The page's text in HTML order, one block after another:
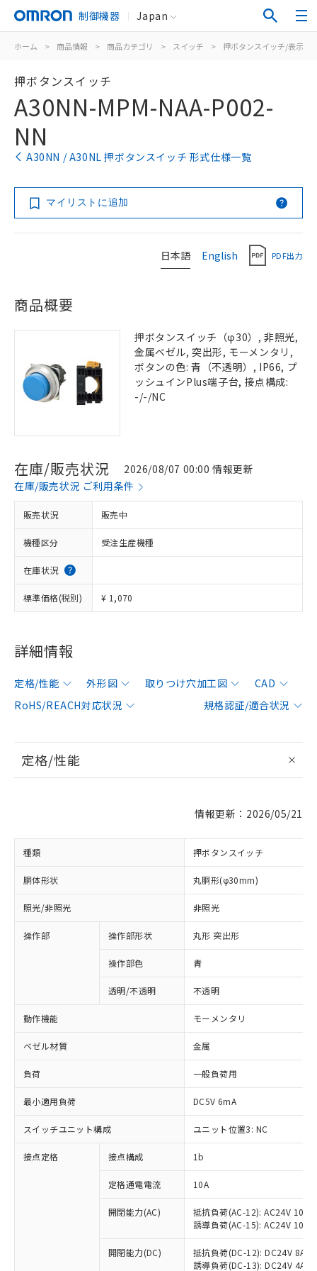
制御機器 Japan
ホーム > 商品情報 > 商品カテゴリ > スイッチ > 押ボタンスイッチ/表示灯
押ボタンスイッチ
A30NN-MPM-NAA-P002-
NN
A30NN / A30NL 押ボタンスイッチ 形式仕様一覧
マイリストに追加
日本語 English PDF出力
商品概要
押ボタンスイッチ（φ30）, 非照光,
金属ベゼル, 突出形, モーメンタリ,
ボタンの色: 青（不透明）, IP66, プ
ッシュインPlus端子台, 接点構成:
-/-/NC
在庫/販売状況
2026/08/07 00:00 情報更新
在庫/販売状況 ご利用条件
販売状況 販売中
機種区分 受注生産機種
在庫状況
標準価格(税別) ¥ 1,070
詳細情報
定格/性能 外形図 取りつけ穴加工図
CAD
RoHS/REACH対応状況
規格認証/適合状況
定格/性能
情報更新：2026/05/21
種類 押ボタンスイッチ
胴体形状 丸胴形(φ30mm)
照光/非照光 非照光
操作部 操作部形状 丸形 突出形
操作部色 青
透明/不透明 不透明
動作機能 モーメンタリ
ベゼル材質 金属
負荷 一般負荷用
最小適用負荷 DC5V 6mA
スイッチユニット構成 ユニット位置3: NC
接点定格 接点構成 1b
定格通電電流 10A
開閉能力(AC)
抵抗負荷(AC-12): AC24V 10A/
誘導負荷(AC-15): AC24V
開閉能力(DC)
抵抗負荷(DC-12): DC24V 8A/
誘導負荷(DC-13): DC24V 4A/
ご利用条件
対応済み：EU RoHS指令（10物質）の
非含有に対応した製品が提供可能な商品で
対応予定：EU RoHS指令（10物質）の非含
有に対応した製品に切り替える予定のある